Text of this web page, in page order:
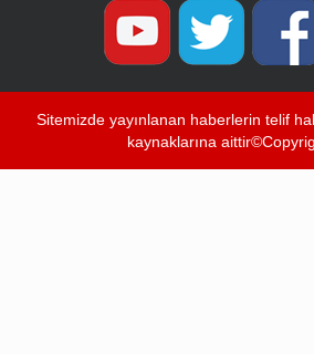
Sitemizde yayınlanan haberlerin telif
kaynaklarına